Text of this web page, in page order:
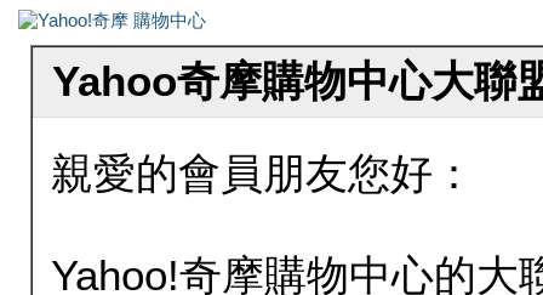
Yahoo奇摩購物中心大聯
親愛的會員朋友您好：
Yahoo!奇摩購物中心的大